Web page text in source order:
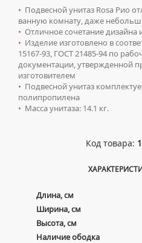
• Подвесной унитаз Rosa Рио
ванную комнату, даже
• Отличное сочетание дизайна
• Изделие изготовлено в
15167-93, ГОСТ 21485-94 по
документации, утвержденной
изготовителем
• Подвесной унитаз
полипропилена
• Масса унитаза: 14.1 кг.
Код товара:
Длина, см
Ширина, см
Высота, см
Наличие ободка
ТУМБЫ С УМЫВАЛЬНИКОМ
СИФОНЫ ДЛЯ КУХОННЫХ МОЕК
НАПОЛЬНЫЕ ЛЮКИ
ПОРУЧНИ ДЛЯ МГН
СМЕСИТЕЛИ ДЛЯ МГН
УМЫВАЛЬНИКИ ДЛЯ МГН
УНИТАЗЫ ДЛЯ МГН
СМЕСИТЕЛИ ДЛЯ БИДЕ
СМЕСИТЕЛИ ДЛЯ ВАННЫ
СМЕСИТЕЛИ ДЛЯ ДУША
СМЕСИТЕЛИ ДЛЯ КУХНИ
СМЕСИТЕЛИ ДЛЯ
СМЕСИТЕЛИ МОНО
ТЕРМОСТАТИЧЕСКИЕ
Сифоны
ДЛЯ ДУШЕВЫХ ПОДДОНОВ
ДЛЯ УМЫВАЛЬНИКОВ
Сушилки для рук
АВТОМАТИЧЕСКИЕ СУШИЛКИ
НАЖИМНЫЕ СУШИЛКИ ДЛЯ РУК
ПОГРУЖНЫЕ СУШИЛКИ ДЛЯ РУК
Умывальники
ВРЕЗНЫЕ УМЫВАЛЬНИКИ
ДВОЙНЫЕ УМЫВАЛЬНИКИ
УМЫВАЛЬНИКИ НАД
УМЫВАЛЬНИКИ С
ПЬЕДЕСТАЛЫ ДЛЯ
ПОЛУПЬЕДЕСТАЛЫ ДЛЯ
Унитазы
ПОДВЕСНЫЕ УНИТАЗЫ
УНИТАЗЫ-КОМПАКТЫ
КОМПЛЕКТУЮЩИЕ ДЛЯ